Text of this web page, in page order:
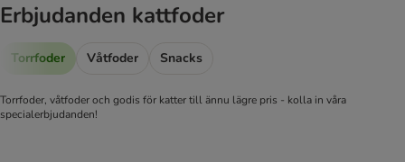
Erbjudanden kattfoder
Torrfoder Våtfoder Snacks
Torrfoder, våtfoder och godis för katter till ännu lägre pris - kolla in våra
specialerbjudanden!